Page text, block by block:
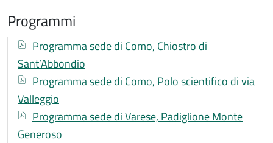
Programmi
Documenti
Documento
Programma sede di Como, Chiostro di
Sant’Abbondio
Documento
Programma sede di Como, Polo scientifico di via
Valleggio
Documento
Programma sede di Varese, Padiglione Monte
Generoso